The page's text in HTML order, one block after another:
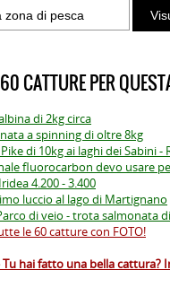
CATTURE PER
di 2kg circa
a spinning di oltre 8kg
di 10kg ai laghi dei Sabini -
fluorocarbon devo usare
4.200 - 3.400
luccio al lago di Martignano
di veio - trota salmonata
le 60 catture con FOTO!
Tu hai fatto una bella cattura?